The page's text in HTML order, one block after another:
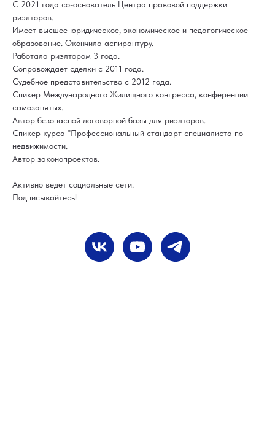
С 2021 года со-основатель Центра правовой поддержки
риэлторов.
Имеет высшее юридическое, экономическое и педагогическое
образование. Окончила аспирантуру.
Работала риэлтором 3 года.
Сопровождает сделки с 2011 года.
Судебное представительство с 2012 года.
Спикер Международного Жилищного конгресса, конференции
самозанятых.
Автор безопасной договорной базы для риэлторов.
Спикер курса "Профессиональный стандарт специалиста по
недвижимости.
Автор законопроектов.
Активно ведет социальные сети.
Подписывайтесь!